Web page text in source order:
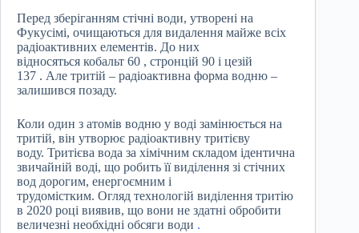
Перед зберіганням стічні води, утворені на
Фукусімі, очищаються для видалення майже всіх
радіоактивних елементів. До них
відносяться кобальт 60 , стронцій 90 і цезій
137 . Але тритій – радіоактивна форма водню –
залишився позаду.
Коли один з атомів водню у воді замінюється на
тритій, він утворює радіоактивну тритієву
воду. Тритієва вода за хімічним складом ідентична
звичайній воді, що робить її виділення зі стічних
вод дорогим, енергоємним і
трудомістким. Огляд технологій виділення тритію
в 2020 році виявив, що вони не здатні обробити
величезні необхідні обсяги води .